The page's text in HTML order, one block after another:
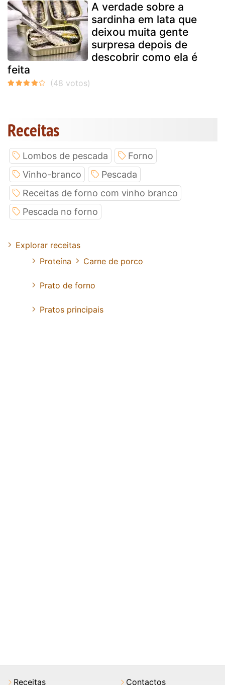
A verdade sobre a
sardinha em lata que
deixou muita gente
surpresa depois de
descobrir como ela é
feita
Receitas
Lombos de pescada
Forno
Vinho-branco
Pescada
Receitas de forno com vinho branco
Pescada no forno
Explorar receitas
Proteína
Carne de porco
Prato de forno
Pratos principais
Receitas Contactos